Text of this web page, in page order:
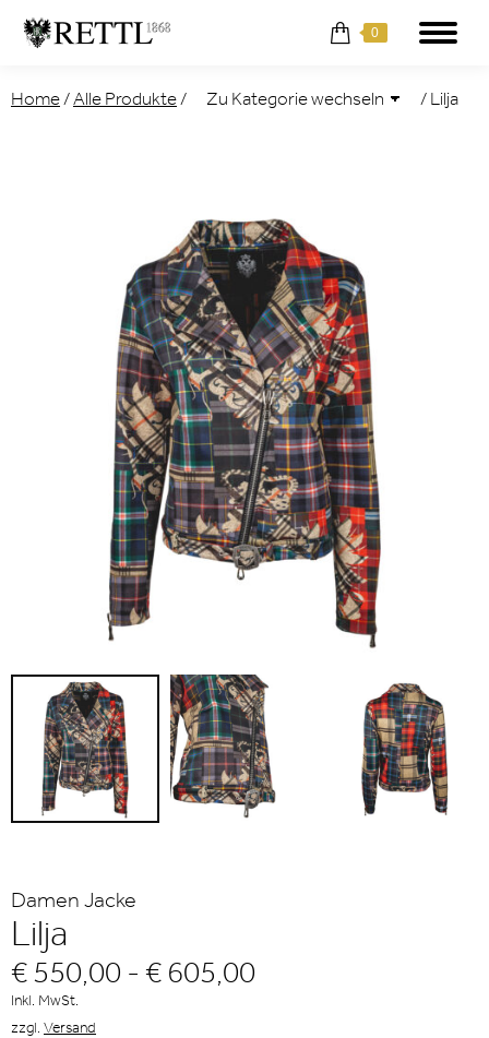
0
Home / Alle Produkte / / Lilja
Damen Jacke
Lilja
€ 550,00 - € 605,00
Inkl. MwSt.
zzgl. Versand